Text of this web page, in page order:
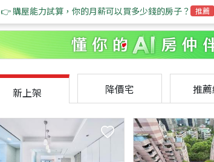
👉 購屋能力試算，你的月薪可以買多少錢的房子？ 推薦
新上架 降價宅 推